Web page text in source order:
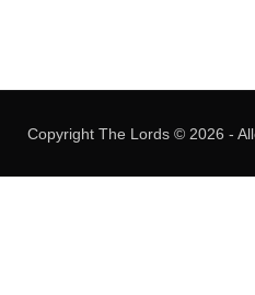
Copyright The Lords © 2026 -